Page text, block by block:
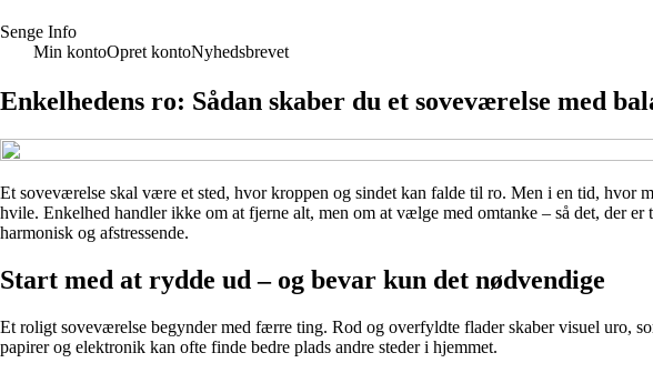
Senge Info
Min kontoOpret kontoNyhedsbrevet
Enkelhedens ro: Sådan skaber du et soveværelse med
Et soveværelse skal være et sted, hvor kroppen og sindet kan falde til ro. Men i en tid,
hvile. Enkelhed handler ikke om at fjerne alt, men om at vælge med omtanke – så det, der
harmonisk og afstressende.
Start med at rydde ud – og bevar kun det nødvendige
Et roligt soveværelse begynder med færre ting. Rod og overfyldte flader skaber visuel uro,
papirer og elektronik kan ofte finde bedre plads andre steder i hjemmet.